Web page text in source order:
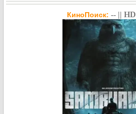
КиноПоиск: -- ||